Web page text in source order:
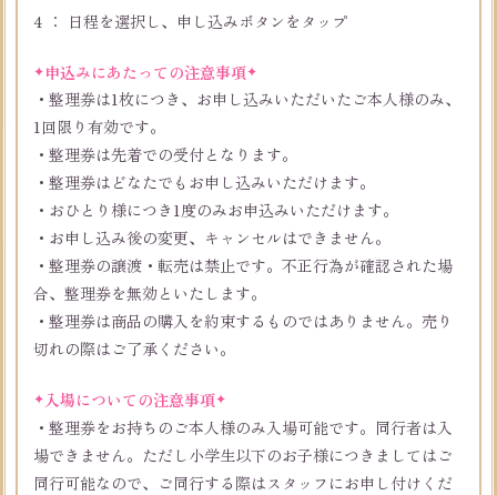
4 ： 日程を選択し、申し込みボタンをタップ
申込みにあたっての注意事項
・整理券は1枚につき、お申し込みいただいたご本人様のみ、
1回限り有効です。
・整理券は先着での受付となります。
・整理券はどなたでもお申し込みいただけます。
・おひとり様につき1度のみお申込みいただけます。
・お申し込み後の変更、キャンセルはできません。
・整理券の譲渡・転売は禁止です。不正行為が確認された場
合、整理券を無効といたします。
・整理券は商品の購入を約束するものではありません。売り
切れの際はご了承ください。
入場についての注意事項
・整理券をお持ちのご本人様のみ入場可能です。同行者は入
場できません。ただし小学生以下のお子様につきましてはご
同行可能なので、ご同行する際はスタッフにお申し付けくだ